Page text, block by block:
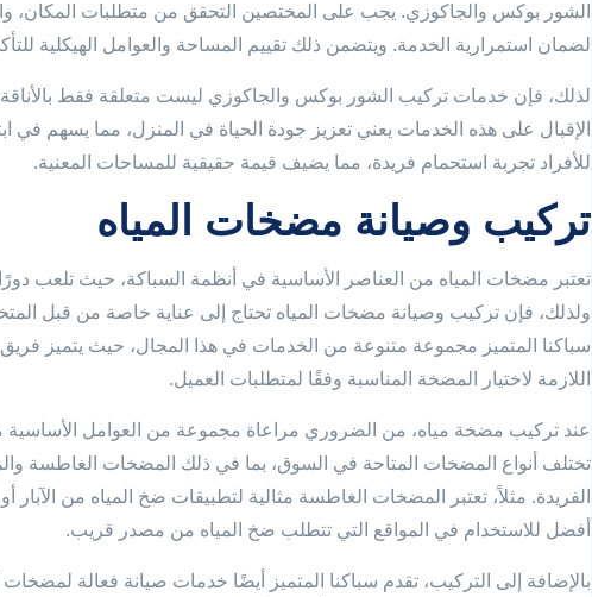
الشور بوكس والجاكوزي. يجب على المختصين التحقق من متطلبات المكان،
لضمان استمرارية الخدمة. ويتضمن ذلك تقييم المساحة والعوامل الهيكلية
لذلك، فإن خدمات تركيب الشور بوكس والجاكوزي ليست متعلقة فقط
الإقبال على هذه الخدمات يعني تعزيز جودة الحياة في المنزل، مما يسهم في
للأفراد تجربة استحمام فريدة، مما يضيف قيمة حقيقية للمساحات المعنية.
تركيب وصيانة مضخات المياه
تعتبر مضخات المياه من العناصر الأساسية في أنظمة السباكة، حيث تلعب دورًا
ولذلك، فإن تركيب وصيانة مضخات المياه تحتاج إلى عناية خاصة من قبل
سباكنا المتميز مجموعة متنوعة من الخدمات في هذا المجال، حيث يتميز
اللازمة لاختيار المضخة المناسبة وفقًا لمتطلبات العميل.
عند تركيب مضخة مياه، من الضروري مراعاة مجموعة من العوامل
تختلف أنواع المضخات المتاحة في السوق، بما في ذلك المضخات الغاطسة
الفريدة. مثلاً، تعتبر المضخات الغاطسة مثالية لتطبيقات ضخ المياه من
أفضل للاستخدام في المواقع التي تتطلب ضخ المياه من مصدر قريب.
بالإضافة إلى التركيب، تقدم سباكنا المتميز أيضًا خدمات صيانة فعالة